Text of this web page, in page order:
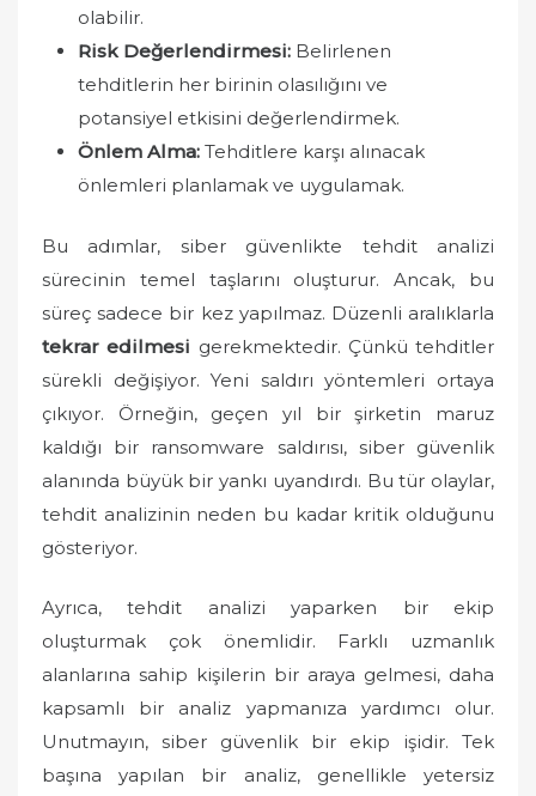
olabilir.
Risk Değerlendirmesi: Belirlenen
tehditlerin her birinin olasılığını ve
potansiyel etkisini değerlendirmek.
Önlem Alma: Tehditlere karşı alınacak
önlemleri planlamak ve uygulamak.
Bu adımlar, siber güvenlikte tehdit analizi
sürecinin temel taşlarını oluşturur. Ancak, bu
süreç sadece bir kez yapılmaz. Düzenli aralıklarla
tekrar edilmesi gerekmektedir. Çünkü tehditler
sürekli değişiyor. Yeni saldırı yöntemleri ortaya
çıkıyor. Örneğin, geçen yıl bir şirketin maruz
kaldığı bir ransomware saldırısı, siber güvenlik
alanında büyük bir yankı uyandırdı. Bu tür olaylar,
tehdit analizinin neden bu kadar kritik olduğunu
gösteriyor.
Ayrıca, tehdit analizi yaparken bir ekip
oluşturmak çok önemlidir. Farklı uzmanlık
alanlarına sahip kişilerin bir araya gelmesi, daha
kapsamlı bir analiz yapmanıza yardımcı olur.
Unutmayın, siber güvenlik bir ekip işidir. Tek
başına yapılan bir analiz, genellikle yetersiz